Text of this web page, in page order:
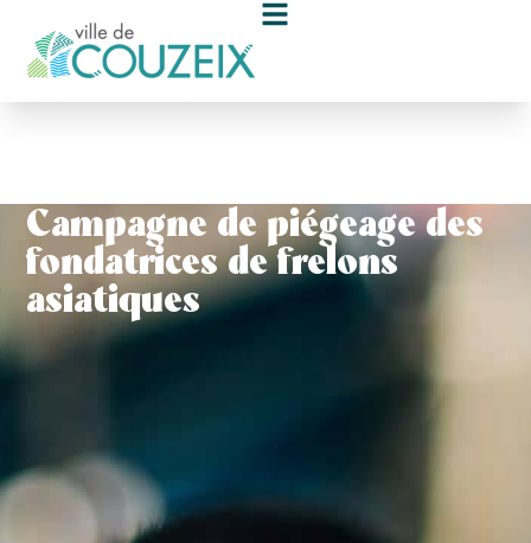
Campagne de piégeage des
fondatrices de frelons
asiatiques